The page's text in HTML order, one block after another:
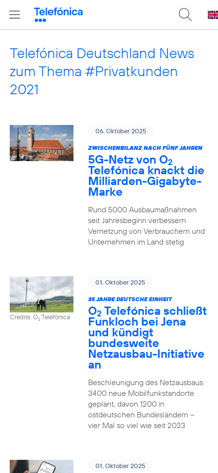
Telefónica Deutschland News
zum Thema #Privatkunden
2021
06. Oktober 2025
ZWISCHENBILANZ NACH FÜNF JAHREN
5G-Netz von O2
Telefónica knackt die
Milliarden-Gigabyte-
Marke
Rund 5000 Ausbaumaßnahmen
seit Jahresbeginn verbessern
Vernetzung von Verbrauchern und
Unternehmen im Land stetig
Credits: O2Telefónica
01. Oktober 2025
35 JAHRE DEUTSCHE EINHEIT
O2 Telefónica schließt
Funkloch bei Jena
und kündigt
bundesweite
Netzausbau-Initiative
an
Beschleunigung des Netzausbaus:
3400 neue Mobilfunkstandorte
geplant, davon 1200 in
ostdeutschen Bundesländern –
vier Mal so viel wie seit 2023
01. Oktober 2025